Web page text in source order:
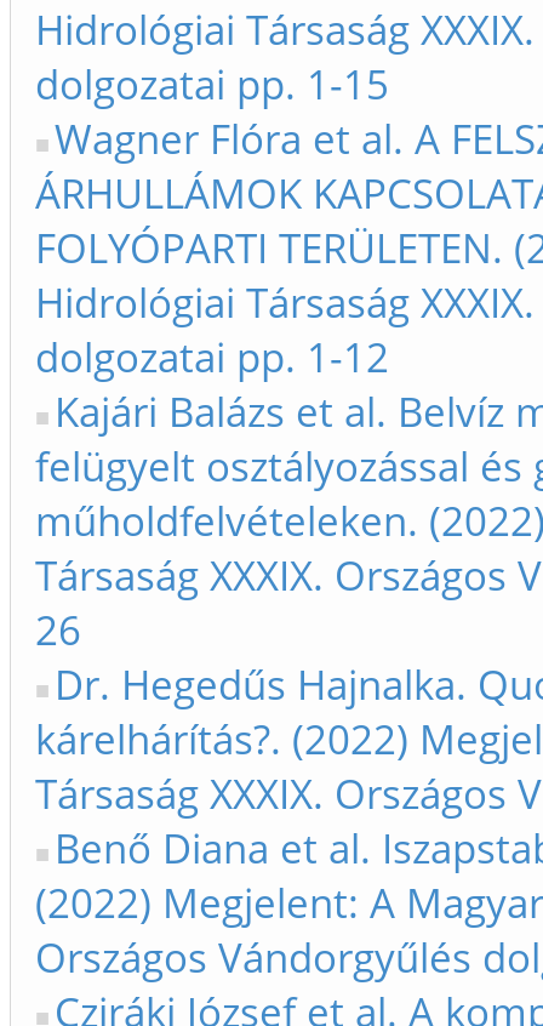
Hidrológiai Társaság
dolgozatai pp. 1-15
Wagner Flóra et al. A
ÁRHULLÁMOK
FOLYÓPARTI
Hidrológiai Társaság
dolgozatai pp. 1-12
Kajári Balázs et al. Belvíz
felügyelt osztályozással és
műholdfelvételeken.
Társaság XXXIX.
26
Dr. Hegedűs Hajnalka.
kárelhárítás?. (2022)
Társaság XXXIX.
Benő Diana et al.
(2022) Megjelent: A
Országos Vándorgyűlés
Cziráki József et al. A